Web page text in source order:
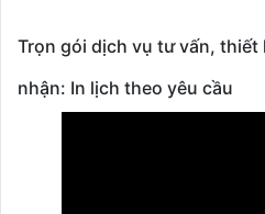
Trọn gói dịch vụ tư vấn, thiết
nhận: In lịch theo yêu cầu